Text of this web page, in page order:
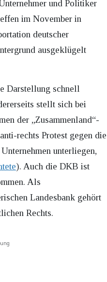
und Politiker
im November in
deutscher
ausgeklügelt
Darstellung schnell
stellt sich bei
der „Zusammenland“-
rechts Protest gegen die
unterliegen,
). Auch die DKB ist
Als
Landesbank gehört
Rechts.